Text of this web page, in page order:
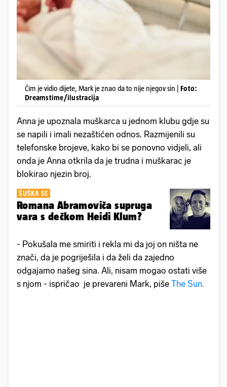
Čim je vidio dijete, Mark je znao da to nije njegov sin | Foto:
Dreamstime/ilustracija
Anna je upoznala muškarca u jednom klubu gdje su
se napili i imali nezaštićen odnos. Razmijenili su
telefonske brojeve, kako bi se ponovno vidjeli, ali
onda je Anna otkrila da je trudna i muškarac je
blokirao njezin broj.
ŠUŠKA SE
Romana Abramoviča supruga
vara s dečkom Heidi Klum?
- Pokušala me smiriti i rekla mi da joj on ništa ne
znači, da je pogriješila i da želi da zajedno
odgajamo našeg sina. Ali, nisam mogao ostati više
s njom - ispričao je prevareni Mark, piše The Sun.